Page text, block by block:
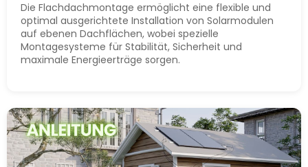
Die Flachdachmontage ermöglicht eine flexible und
optimal ausgerichtete Installation von Solarmodulen
auf ebenen Dachflächen, wobei spezielle
Montagesysteme für Stabilität, Sicherheit und
maximale Energieerträge sorgen.